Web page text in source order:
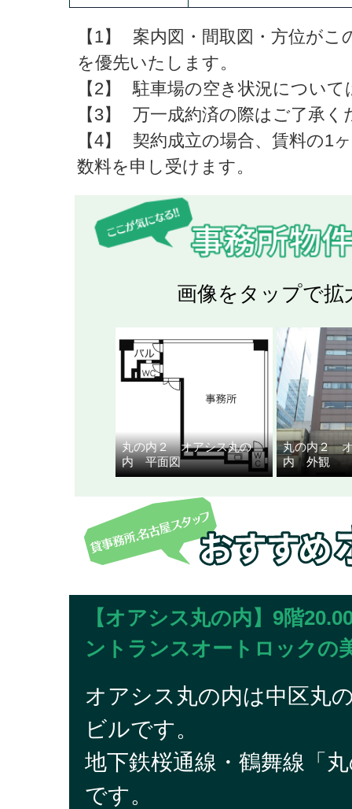
【1】
案内図・間取図・方位がこ
を優先いたします。
【2】
駐車場の空き状況につい
【3】
万一成約済の際はご了承く
【4】
契約成立の場合、賃料の1
数料を申し受けます。
画像をタップで
丸の内２ オアシス丸の
内 平面図
丸の内２
内 外観
【オアシス丸の内】9階
ントランスオートロックの
オアシス丸の内は中区丸
ビルです。
地下鉄桜通線・鶴舞線「
です。